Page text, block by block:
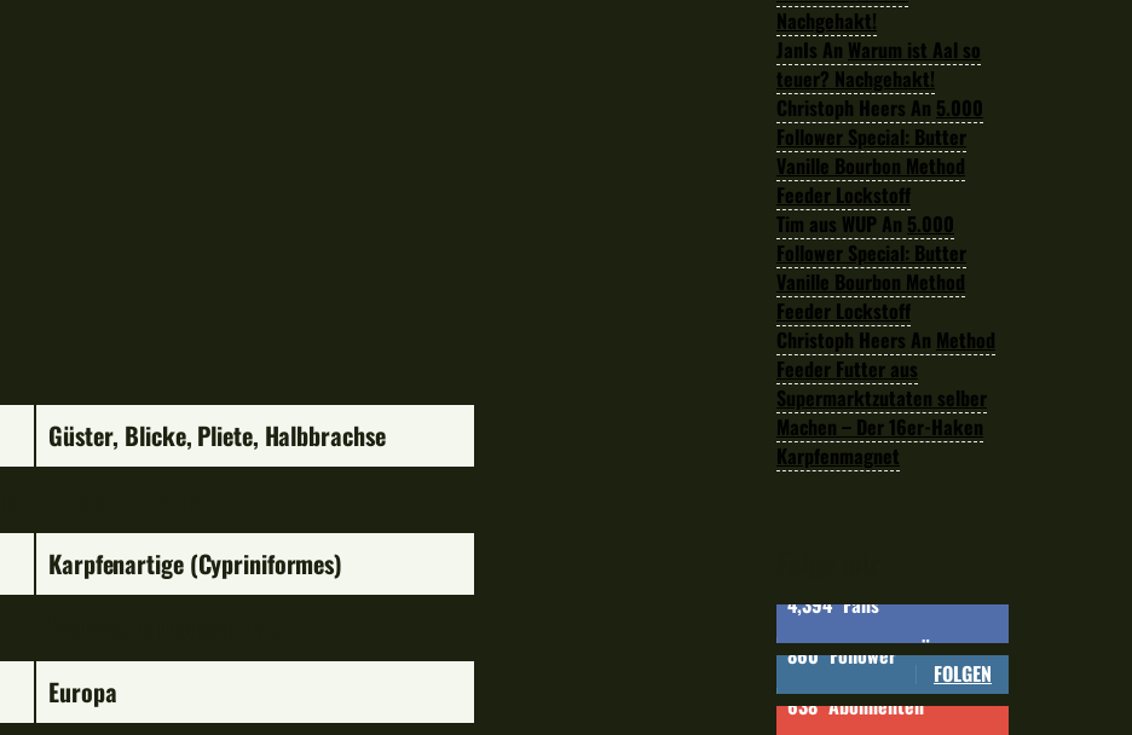
Güster, Blicke, Pliete, Halbbrachse
Karpfenartige (Cypriniformes)
Europa
Nachgehakt!
JanIs An Warum ist Aal so
teuer? Nachgehakt!
Christoph Heers An 5.000
Follower Special: Butter
Vanille Bourbon Method
Feeder Lockstoff
Tim aus WUP An 5.000
Follower Special: Butter
Vanille Bourbon Method
Feeder Lockstoff
Christoph Heers An Method
Feeder Futter aus
Supermarktzutaten selber
Machen – Der 16er-Haken
Karpfenmagnet
4,394 Fans
GEFÄLLT MIR
860 Follower
FOLGEN
638 Abonnenten